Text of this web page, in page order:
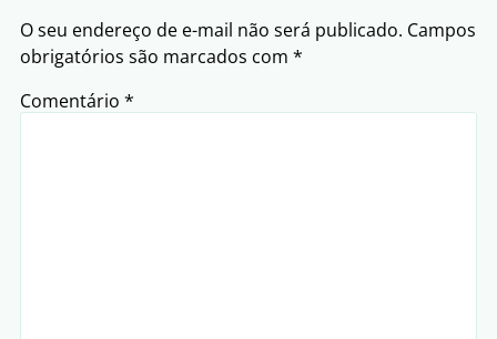
O seu endereço de e-mail não será publicado. Campos
obrigatórios são marcados com *
Comentário *